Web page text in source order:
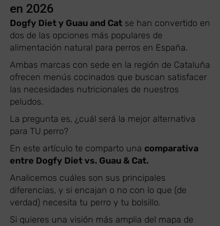
en 2026
Dogfy Diet y Guau and Cat se han convertido en
dos de las opciones más populares de
alimentación natural para perros en España.
Ambas marcas con sede en la región de Cataluña
ofrecen menús cocinados que buscan satisfacer
las necesidades nutricionales de nuestros
peludos.
La pregunta es, ¿cuál será la mejor alternativa
para TU perro?
En este artículo te comparto una comparativa
entre Dogfy Diet vs. Guau & Cat.
Analicemos cuáles son sus principales
diferencias, y si encajan o no con lo que (de
verdad) necesita tu perro y tu bolsillo.
Si quieres una visión más amplia del mapa de